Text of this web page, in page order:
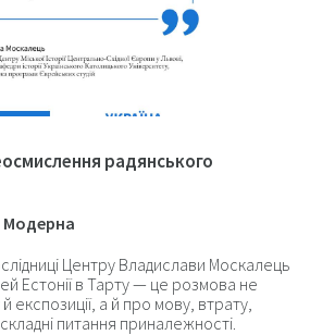
радянського
Модерна
Центру Владислави Москалець
Естонії в Тарту — це розмова не
експозиції, а й про мову, втрату,
складні питання приналежності.